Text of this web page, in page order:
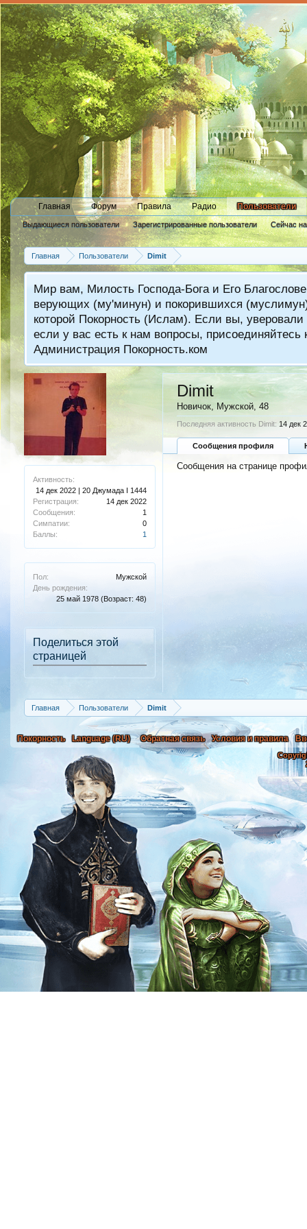
Главная Форум Правила Радио Пользователи
Выдающиеся пользователи Зарегистрированные пользователи Сейчас
Новые сообщения профиля
Главная
Пользователи Dimit
Мир вам, Милость Господа-Бога и Его
верующих (му'минун) и покорившихся
которой Покорность (Ислам). Если вы,
если у вас есть к нам вопросы,
Администрация Покорность.ком
Активность:
14 дек 2022 | 20 Джумада I 1444
Регистрация:
14 дек 2022
Сообщения:
1
Симпатии:
0
Баллы:
1
Пол:
Мужской
День рождения:
25 май 1978 (Возраст: 48)
Поделиться этой
страницей
Dimit
Новичок , Мужской, 48
Последняя активность Dimit: 14 дек
Сообщения профиля
Сообщения на странице
Главная Пользователи Dimit
Покорность Language (RU) Обратная связь Условия и правила